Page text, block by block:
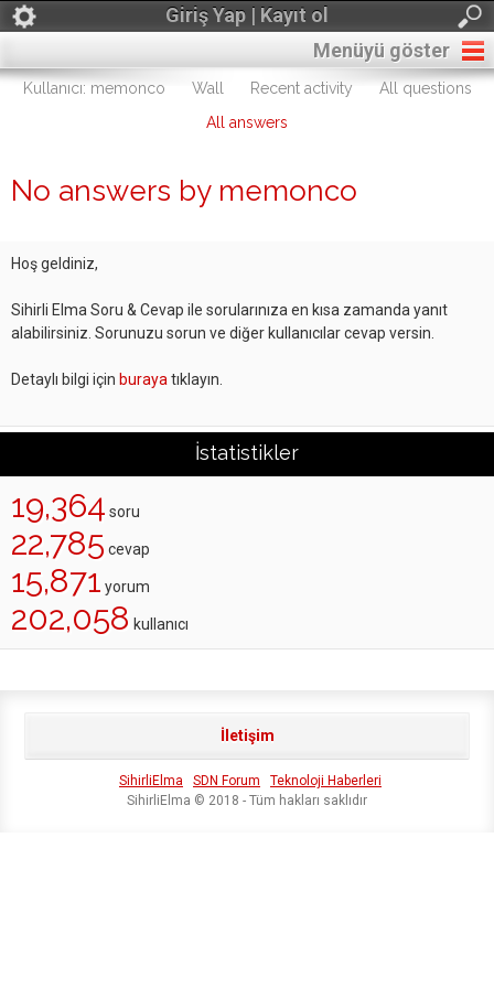
Giriş Yap | Kayıt ol
Menüyü göster
Kullanıcı: memonco Wall Recent activity
All questions
All answers
No answers by memonco
Hoş geldiniz,
Sihirli Elma Soru & Cevap ile sorularınıza en kısa zamanda yanıt
alabilirsiniz. Sorunuzu sorun ve diğer kullanıcılar cevap versin.
Detaylı bilgi için buraya tıklayın.
İstatistikler
19,364 soru
22,785 cevap
15,871 yorum
202,058 kullanıcı
İletişim
SihirliElma SDN Forum
Teknoloji Haberleri
SihirliElma © 2018 - Tüm hakları saklıdır